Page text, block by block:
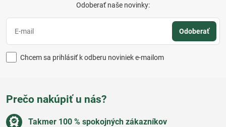
Odoberať naše novinky:
Odoberať
Chcem sa prihlásiť k odberu noviniek e-mailom
Prečo nakúpiť u nás?
Takmer 100 % spokojných zákazníkov